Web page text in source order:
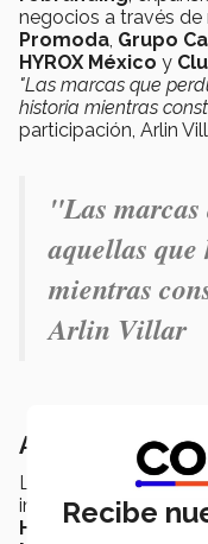
negocios a través
Promoda, Grupo
HYROX México y
"Las marcas que
historia mientras
participación, Arlin
"Las
aquellas
mientras
Arlin Villar
Aprender
La organización del
integrantes de
Helga Ochoa,
Recibe